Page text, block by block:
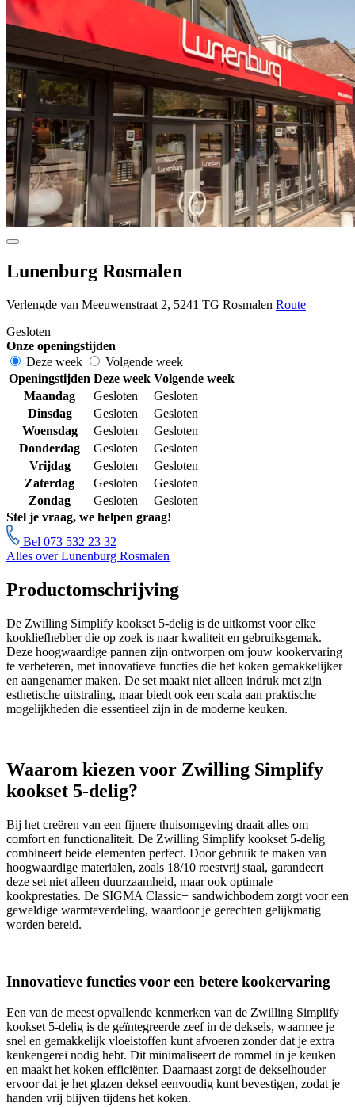
Lunenburg Rosmalen
Verlengde van Meeuwenstraat 2, 5241 TG Rosmalen Route
Gesloten
Onze openingstijden
Deze week
Volgende week
Openingstijden Deze week Volgende week
Maandag
Gesloten
Gesloten
Dinsdag
Gesloten
Gesloten
Woensdag
Gesloten
Gesloten
Donderdag
Gesloten
Gesloten
Vrijdag
Gesloten
Gesloten
Zaterdag
Gesloten
Gesloten
Zondag
Gesloten
Gesloten
Stel je vraag, we helpen graag!
Bel 073 532 23 32
Alles over Lunenburg Rosmalen
Productomschrijving
De Zwilling Simplify kookset 5-delig is de uitkomst voor elke
kookliefhebber die op zoek is naar kwaliteit en gebruiksgemak.
Deze hoogwaardige pannen zijn ontworpen om jouw kookervaring
te verbeteren, met innovatieve functies die het koken gemakkelijker
en aangenamer maken. De set maakt niet alleen indruk met zijn
esthetische uitstraling, maar biedt ook een scala aan praktische
mogelijkheden die essentieel zijn in de moderne keuken.
Waarom kiezen voor Zwilling Simplify
kookset 5-delig?
Bij het creëren van een fijnere thuisomgeving draait alles om
comfort en functionaliteit. De Zwilling Simplify kookset 5-delig
combineert beide elementen perfect. Door gebruik te maken van
hoogwaardige materialen, zoals 18/10 roestvrij staal, garandeert
deze set niet alleen duurzaamheid, maar ook optimale
kookprestaties. De SIGMA Classic+ sandwichbodem zorgt voor een
geweldige warmteverdeling, waardoor je gerechten gelijkmatig
worden bereid.
Innovatieve functies voor een betere kookervaring
Een van de meest opvallende kenmerken van de Zwilling Simplify
kookset 5-delig is de geïntegreerde zeef in de deksels, waarmee je
snel en gemakkelijk vloeistoffen kunt afvoeren zonder dat je extra
keukengerei nodig hebt. Dit minimaliseert de rommel in je keuken
en maakt het koken efficiënter. Daarnaast zorgt de dekselhouder
ervoor dat je het glazen deksel eenvoudig kunt bevestigen, zodat je
handen vrij blijven tijdens het koken.